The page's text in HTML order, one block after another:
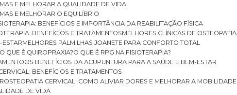
E MELHORAR A QUALIDADE DE VIDA
E MELHORAR O EQUILÍBRIO
BENEFÍCIOS E IMPORTÂNCIA DA REABILITAÇÃO FÍSICA
BENEFÍCIOS E TRATAMENTOS
MELHORES CLÍNICAS DE OSTEOPATIA
ESTAR
MELHORES PALMILHAS JOANETE PARA CONFORTO TOTAL
O QUE É QUIROPRAXIA?
O QUE É RPG NA FISIOTERAPIA?
OS BENEFÍCIOS DA ACUPUNTURA PARA A SAÚDE E BEM-ESTAR
CERVICAL: BENEFÍCIOS E TRATAMENTOS
OSTEOPATIA CERVICAL: COMO ALIVIAR DORES E MELHORAR A MOBILIDADE
DE VIDA